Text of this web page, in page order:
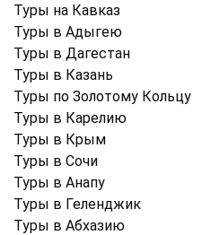
Туры на Кавказ
Туры в Адыгею
Туры в Дагестан
Туры в Казань
Туры по Золотому Кольцу
Туры в Карелию
Туры в Крым
Туры в Cочи
Туры в Анапу
Туры в Геленджик
Туры в Абхазию